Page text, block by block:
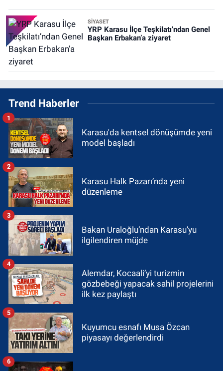
SİYASET
YRP Karasu İlçe Teşkilatı’ndan Genel
Başkan Erbakan’a ziyaret
Trend Haberler
Karasu'da kentsel dönüşümde yeni
model başladı
1
Karasu Halk Pazarı’nda yeni
düzenleme
2
Bakan Uraloğlu’ndan Karasu’yu
ilgilendiren müjde
3
Alemdar, Kocaali’yi turizmin
gözbebeği yapacak sahil projelerini
ilk kez paylaştı
4
Kuyumcu esnafı Musa Özcan
piyasayı değerlendirdi
5
6